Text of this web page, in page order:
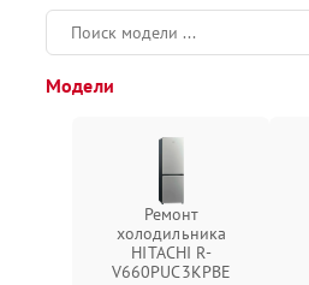
Модели
Ремонт
холодильника
HITACHI R-
V660PUC3KPBE